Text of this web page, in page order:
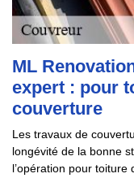
ML
expert : pour
couverture
Les travaux de
longévité de la bonne
l’opération pour